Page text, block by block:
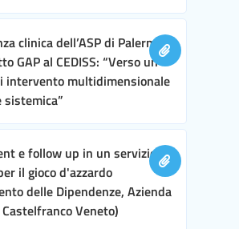
clinica dell’ASP di Palermo,
GAP al CEDISS: “Verso un
intervento multidimensionale
e follow up in un servizio
il gioco d'azzardo
delle Dipendenze, Azienda
Castelfranco Veneto)